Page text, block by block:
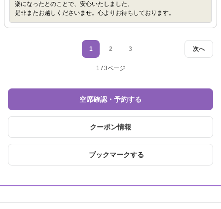
楽になったとのことで、安心いたしました。
是非またお越しくださいませ。心よりお待ちしております。
次へ
1 2 3
1 / 3ページ
空席確認・予約する
クーポン情報
ブックマークする